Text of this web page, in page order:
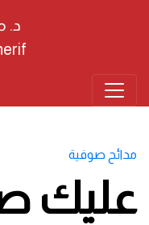
د.
مدائح صوفية
عليك